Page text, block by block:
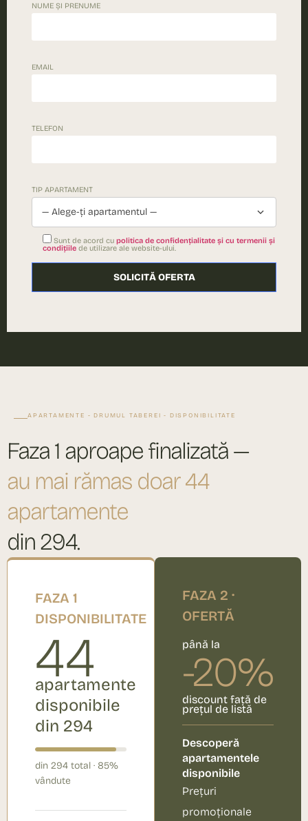
NUME ȘI PRENUME
EMAIL
TELEFON
TIP APARTAMENT
— Alege-ți apartamentul —
Sunt de acord cu politica de confidențialitate și cu termenii și
condițiile de utilizare ale website-ului.
APARTAMENTE - DRUMUL TABEREI - DISPONIBILITATE
Faza 1 aproape finalizată —
au mai rămas doar 44
apartamente
din 294.
FAZA 1
DISPONIBILITATE
44
apartamente
disponibile
din 294
din 294 total · 85%
vândute
FAZA 2 ·
OFERTĂ
până la
-20%
discount față de
prețul de listă
Descoperă
apartamentele
disponibile
Prețuri
promoționale